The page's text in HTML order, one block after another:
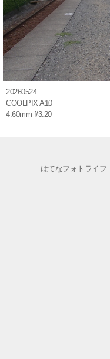
20260524
COOLPIX A10
4.60mm f/3.20
はてなフォトライフ